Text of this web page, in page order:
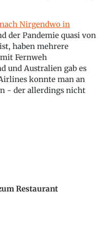
Nirgendwo in
der Pandemie quasi von
haben mehrere
Fernweh
und Australien gab es
konnte man an
- der allerdings nicht
Restaurant